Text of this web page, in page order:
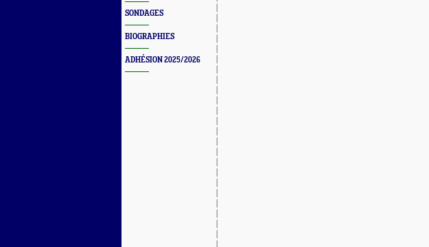
SONDAGES
BIOGRAPHIES
ADHÉSION 2025/2026